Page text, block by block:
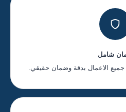
شامل
الاعمال بدقة وضمان حقيقي.